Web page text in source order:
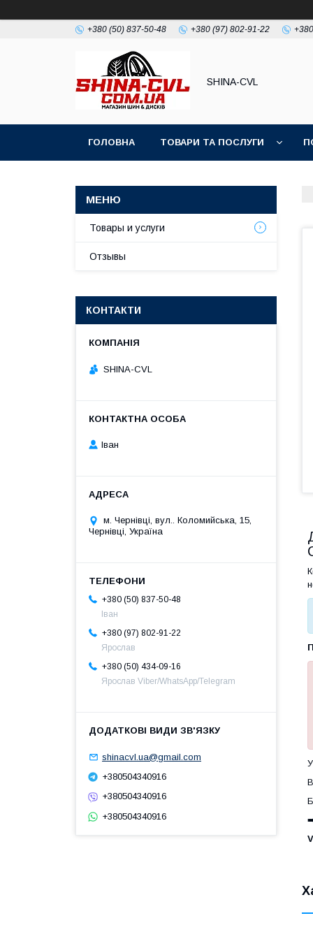
+380 (50) 837-50-48 +380 (97) 802-91-22
SHINA-CVL
ГОЛОВНА ТОВАРИ ТА ПОСЛУГИ
Товары и услуги
Отзывы
КОНТАКТИ
SHINA-CVL
Іван
м. Чернівці, вул.. Коломийська, 15,
Чернівці, Україна
+380 (50) 837-50-48
Іван
+380 (97) 802-91-22
Ярослав
+380 (50) 434-09-16
Ярослав Viber/WhatsApp/Telegram
shinacvl.ua@gmail.com
+380504340916
+380504340916
+380504340916